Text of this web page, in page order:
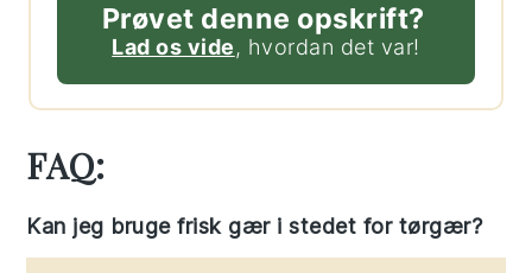
Prøvet denne opskrift?
Lad os vide, hvordan det var!
FAQ:
Kan jeg bruge frisk gær i stedet for tørgær?